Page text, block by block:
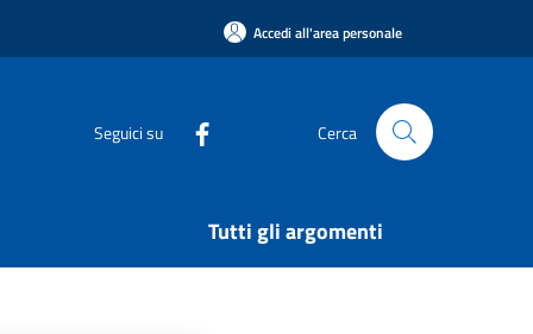
Accedi all'area personale
Seguici su Cerca
Tutti gli argomenti